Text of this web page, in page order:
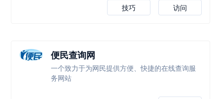
访问
技巧
便民查询网
一个致力于为网民提供方便、快捷的在线查询服
务网站